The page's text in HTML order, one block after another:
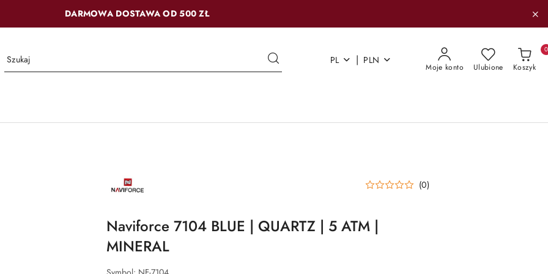
DARMOWA DOSTAWA OD 500 ZŁ
PL | PLN
Moje konto Ulubione Koszyk
0
PRODUCENTA:
NAVIFORCE (0)
Naviforce 7104 BLUE | QUARTZ | 5 ATM |
MINERAL